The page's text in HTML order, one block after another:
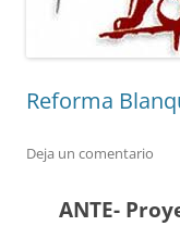
Reforma
Deja un comentario
ANTE-